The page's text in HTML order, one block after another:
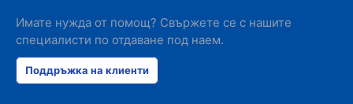
Имате нужда от помощ? Свържете се с нашите
специалисти по отдаване под наем.
Поддръжка на клиенти